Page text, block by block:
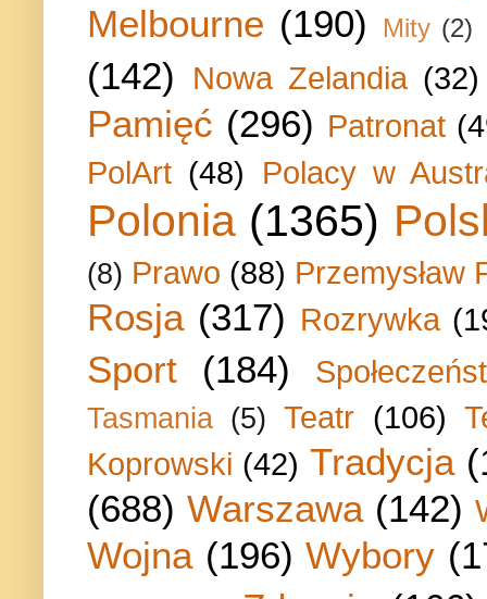
Melbourne (190) Mity (2)
(142) Nowa Zelandia (32)
Pamięć (296) Patronat
PolArt (48) Polacy w
Polonia (1365)
(8) Prawo (88) Przemysław
Rosja (317) Rozrywka
Sport (184)
Tasmania (5) Teatr (106)
Koprowski (42) Tradycja
(688) Warszawa (142)
Wojna (196) Wybory